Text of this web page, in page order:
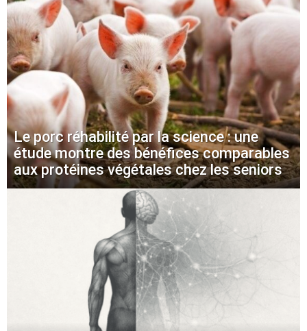
Le porc réhabilité par la science : une
étude montre des bénéfices comparables
aux protéines végétales chez les seniors